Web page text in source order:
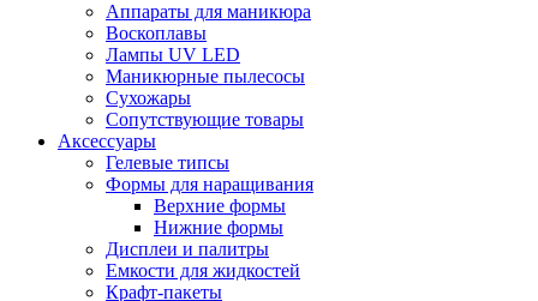
Аппараты для маникюра
Воскоплавы
Лампы UV LED
Маникюрные пылесосы
Сухожары
Сопутствующие товары
Аксессуары
Гелевые типсы
Формы для наращивания
Верхние формы
Нижние формы
Дисплеи и палитры
Емкости для жидкостей
Крафт-пакеты